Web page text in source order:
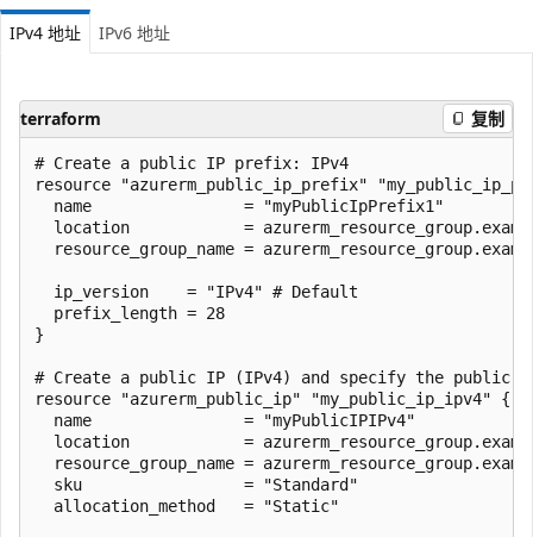
IPv4 地址 IPv6 地址
terraform 复制
# Create a public IP prefix: IPv4
resource "azurerm_public_ip_prefix"
  name                = "myPublicIpPrefix1"
location            =
resource_group_name =
  ip_version    = "IPv4" # Default
  prefix_length = 28
}
# Create a public IP (IPv4) and specify the public
resource "azurerm_public_ip" "my_public_ip_ipv4" {
  name                = "myPublicIPIPv4"
location            =
resource_group_name =
  sku                 = "Standard"
  allocation_method   = "Static"